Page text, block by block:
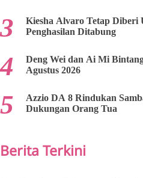
Kiesha Alvaro Tetap Diberi
Penghasilan Ditabung
Deng Wei dan Ai Mi
Agustus 2026
Azzio DA 8 Rindukan
Dukungan Orang Tua
Berita Terkini